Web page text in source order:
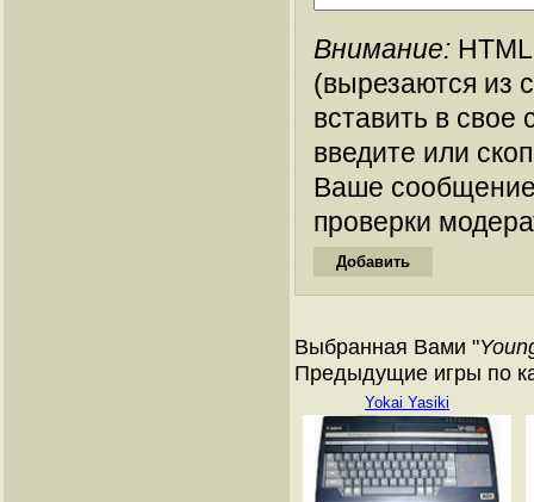
Внимание:
(вырезаются из
вставить в
введите или
Ваше
проверки
Выбранная Вами "
Предыдущие игры по
Yokai Yasiki